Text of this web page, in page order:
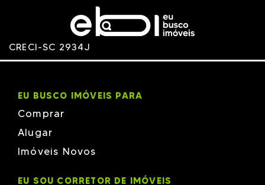
xxxx xxxxx
CRECI-SC 2934J
EU BUSCO IMÓVEIS PARA
Comprar
Alugar
Imóveis Novos
EU SOU CORRETOR DE IMÓVEIS